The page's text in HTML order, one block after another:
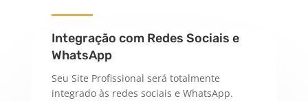
Integração com Redes Sociais e
WhatsApp
Seu Site Profissional será totalmente
integrado às redes sociais e WhatsApp.